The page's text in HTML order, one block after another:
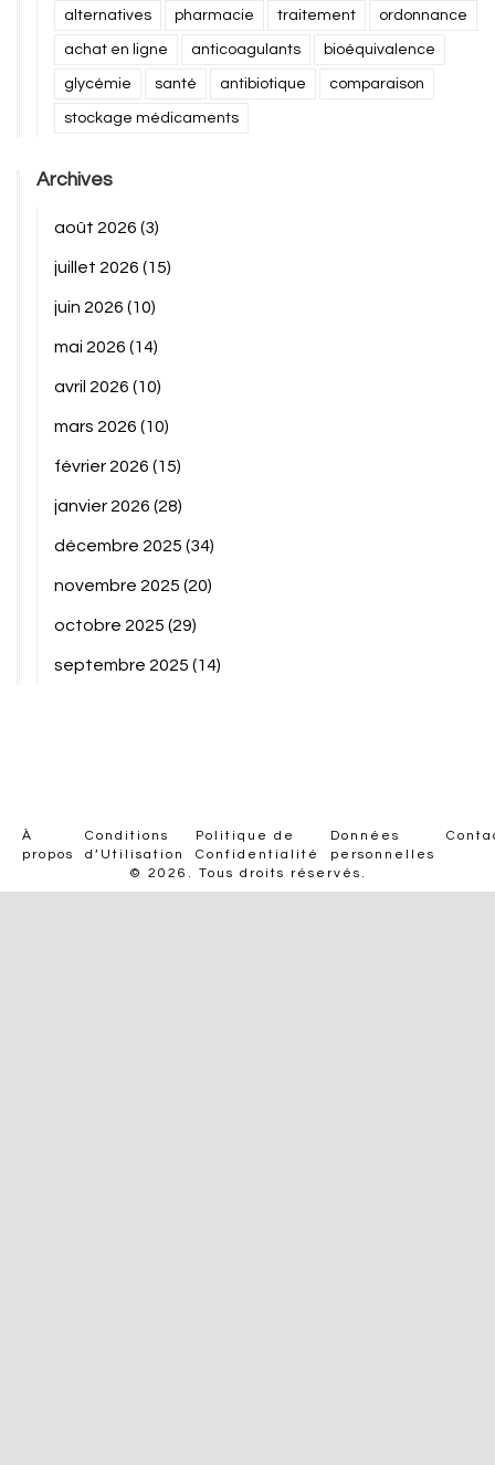
alternatives pharmacie traitement ordonnance
achat en ligne anticoagulants bioéquivalence
glycémie santé antibiotique comparaison
stockage médicaments
Archives
août 2026 (3)
juillet 2026 (15)
juin 2026 (10)
mai 2026 (14)
avril 2026 (10)
mars 2026 (10)
février 2026 (15)
janvier 2026 (28)
décembre 2025 (34)
novembre 2025 (20)
octobre 2025 (29)
septembre 2025 (14)
À
propos
Conditions
d’Utilisation
Politique de
Confidentialité
Données
personnelles
© 2026. Tous droits réservés.